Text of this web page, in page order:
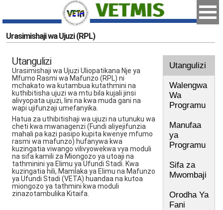
Urasimishaji wa Ujuzi (RPL)
Utangulizi
Urasimishaji wa Ujuzi Uliopatikana Nje ya
Mfumo Rasmi wa Mafunzo (RPL) ni
mchakato wa kutambua kutathmini na
kuthibitisha ujuzi wa mtu bila kujali jinsi
alivyopata ujuzi, lini na kwa muda gani na
wapi ujifunzaji umefanyika.
Hatua za uthibitishaji wa ujuzi na utunuku wa
cheti kwa mwanagenzi (Fundi aliyejifunzia
mahali pa kazi pasipo kupita kwenye mfumo
rasmi wa mafunzo) hufanywa kwa
kuzingatia viwango vilivyowekwa vya moduli
na sifa kamili za Miongozo ya utoaji na
tathminini ya Elimu ya Ufundi Stadi. Kwa
kuzingatia hili, Mamlaka ya Elimu na Mafunzo
ya Ufundi Stadi (VETA) huandaa na kutoa
miongozo ya tathmini kwa moduli
zinazotambulika Kitaifa.
Utangulizi
Walengwa
Wa
Programu
Manufaa
ya
Programu
Sifa za
Mwombaji
Orodha Ya
Fani